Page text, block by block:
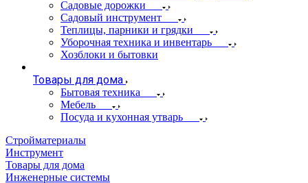
Садовые дорожки
Садовый инструмент
Теплицы, парники и грядки
Уборочная техника и инвентарь
Хозблоки и бытовки
Товары для дома
Бытовая техника
Мебель
Посуда и кухонная утварь
Стройматериалы
Инструмент
Товары для дома
Инженерные системы